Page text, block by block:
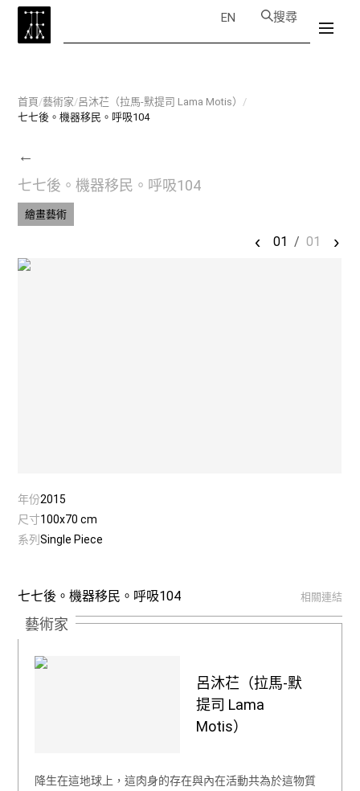
EN 搜尋
首頁/藝術家/呂沐芢（拉馬-默提司 Lama Motis） /
七七後。機器移民。呼吸104
←
七七後。機器移民。呼吸104
繪畫藝術
‹ 01 / 01 ›
年份2015
尺寸100x70 cm
系列Single Piece
七七後。機器移民。呼吸104 相關連結
藝術家
呂沐芢（拉馬-默
提司 Lama
Motis）
降生在這地球上，這肉身的存在與內在活動共為於這物質